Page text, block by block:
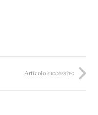
Articolo successivo